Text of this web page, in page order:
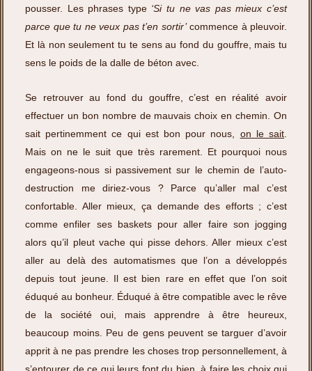
pousser. Les phrases type ‘Si tu ne vas pas mieux c’est
parce que tu ne veux pas t’en sortir’commence à pleuvoir.
Et là non seulement tu te sens au fond du gouffre, mais tu
sens le poids de la dalle de béton avec.
Se retrouver au fond du gouffre, c’est en réalité avoir
effectuer un bon nombre de mauvais choix en chemin. On
sait pertinemment ce qui est bon pour nous, on le sait.
Mais on ne le suit que très rarement. Et pourquoi nous
engageons-nous si passivement sur le chemin de l’auto-
destruction me diriez-vous ? Parce qu’aller mal c’est
confortable. Aller mieux, ça demande des efforts ; c’est
comme enfiler ses baskets pour aller faire son jogging
alors qu’il pleut vache qui pisse dehors. Aller mieux c’est
aller au delà des automatismes que l’on a développés
depuis tout jeune. Il est bien rare en effet que l’on soit
éduqué au bonheur. Éduqué à être compatible avec le rêve
de la société oui, mais apprendre à être heureux,
beaucoup moins. Peu de gens peuvent se targuer d’avoir
apprit à ne pas prendre les choses trop personnellement, à